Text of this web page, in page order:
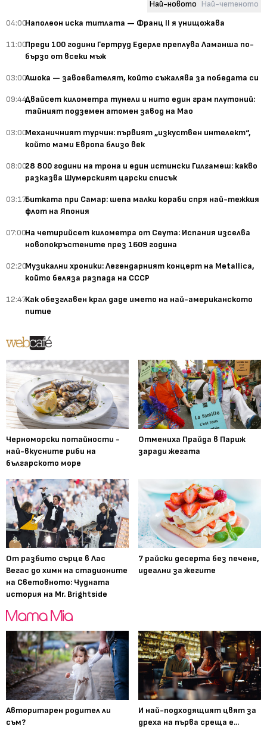
Най-новото Най-четеното
04:00Наполеон иска титлата — Франц II я унищожава
11:00Преди 100 години Гертруд Едерле преплува Ламанша по-
бързо от всеки мъж
03:00Ашока — завоевателят, който съжалява за победата си
09:44Двайсет километра тунели и нито един грам плутоний:
тайният подземен атомен завод на Мао
03:00Механичният турчин: първият „изкуствен интелект“,
който мами Европа близо век
08:0028 800 години на трона и един истински Гилгамеш: какво
разказва Шумерският царски списък
03:17Битката при Самар: шепа малки кораби спря най-тежкия
флот на Япония
07:00На четирийсет километра от Сеута: Испания изселва
новопокръстените през 1609 година
02:20Музикални хроники: Легендарният концерт на Metallica,
който беляза разпада на СССР
12:47Как обезглавен крал даде името на най-американското
питие
Черноморски потайности -
най-вкусните риби на
българското море
Отмениха Прайда в Париж
заради жегата
От разбито сърце в Лас
Вегас до химн на стадионите
на Световното: Чудната
история на Mr. Brightside
7 райски десерта без печене,
идеални за жегите
Авторитарен родител ли
съм?
И най-подходящият цвят за
дреха на първа среща е...